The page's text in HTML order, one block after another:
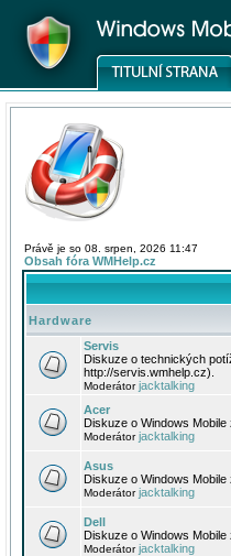
Právě je so 08. srpen, 2026 11:47
Obsah fóra WMHelp.cz
Hardware
Servis
Diskuze o technických
http://servis.wmhelp.cz).
Moderátorjacktalking
Acer
Diskuze o Windows
Moderátorjacktalking
Asus
Diskuze o Windows
Moderátorjacktalking
Dell
Diskuze o Windows
Moderátorjacktalking